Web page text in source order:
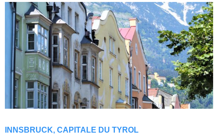
INNSBRUCK, CAPITALE DU TYROL